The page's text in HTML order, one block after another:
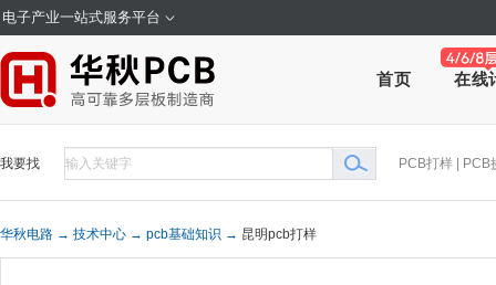
电子产业一站式服务平台
首页 在线
我要找 PCB打样 PCB
华秋电路 → 技术中心 → pcb基础知识 → 昆明pcb打样